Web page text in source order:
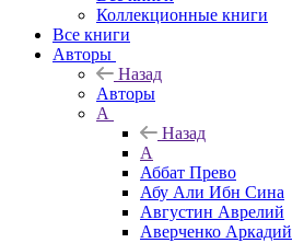
Коллекционные книги
Все книги
Авторы
Назад
Авторы
А
Назад
А
Аббат Прево
Абу Али Ибн Сина
Августин Аврелий
Аверченко Аркадий